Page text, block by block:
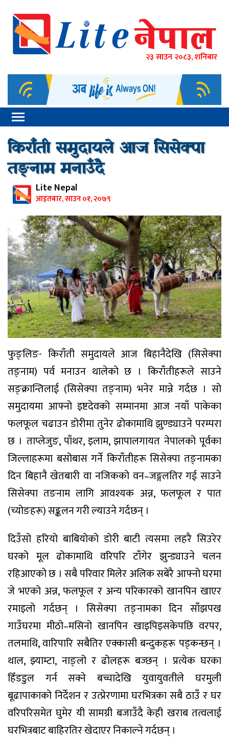
२३ साउन २०८३, शनिबार
किराँती समुदायले आज सिसेक्पा
तङ्नाम मनाउँदै
Lite Nepal
आइतबार, साउन ०१, २०७९
फुङ्लिङ- किराँती समुदायले आज बिहानैदेखि (सिसेक्पा
तङ्नाम) पर्व मनाउन थालेको छ । किराँतीहरूले साउने
सङ्क्रान्तिलाई (सिसेक्पा तङ्नाम) भनेर मान्ने गर्दछ । सो
समुदायमा आफ्नो इष्टदेवको सम्मानमा आज नयाँ पाकेका
फलफूल चढाउन डोरीमा तुनेर ढोकामाथि झुण्ड्याउने परम्परा
छ । ताप्लेजुङ, पाँथर, इलाम, झापालगायत नेपालको पूर्वका
जिल्लाहरूमा बसोबास गर्ने किराँतीहरू सिसेक्पा तङ्नामका
दिन बिहानै खेतबारी वा नजिकको वन–जङ्गलतिर गई साउने
सिसेक्पा तङनाम लागि आवश्यक अन्न, फलफूल र पात
(च्योङहरू) सङ्कलन गरी ल्याउने गर्दछन् ।
दिउँसो हरियो बाबियोको डोरी बाटी त्यसमा लहरै सिउरेर
घरको मूल ढोकामाथि वरिपरि टाँगेर झुन्ड्याउने चलन
रहिआएको छ । सबै परिवार मिलेर अलिक सबेरै आफ्नो घरमा
जे भएको अन्न, फलफूल र अन्य परिकारको खानपिन खाएर
रमाइलो गर्दछन् । सिसेक्पा तङ्नामका दिन साँझपख
गाउँघरमा मीठो–मसिनो खानपिन खाइपिइसकेपछि वरपर,
तलमाथि, वारिपारि सबैतिर एक्कासी बन्दुकहरू पड्कन्छन् ।
थाल, झ्याम्टा, नाङ्लो र ढोलहरू बज्छन् । प्रत्येक घरका
हिँडडुल गर्न सक्ने बच्चादेखि युवायुवतीले घरमुली
बूढापाकाको निर्देशन र उत्प्रेरणामा घरभित्रका सबै ठाउँ र घर
वरिपरिसमेत घुमेर यी सामग्री बजाउँदै केही खराब तत्वलाई
घरभित्रबाट बाहिरतिर खेदाएर निकाल्ने गर्दछन् ।